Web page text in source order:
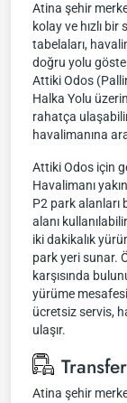
Atina şehir
kolay ve hızlı
tabelaları,
doğru yolu
Attiki Odos
Halka Yolu
rahatça
havalimanına
Attiki Odos için
Havalimanı
P2 park alanları
alanı
iki dakikalık
park yeri sunar.
karşısında
yürüme
ücretsiz servis,
ulaşır.
Transfer
Atina şehir